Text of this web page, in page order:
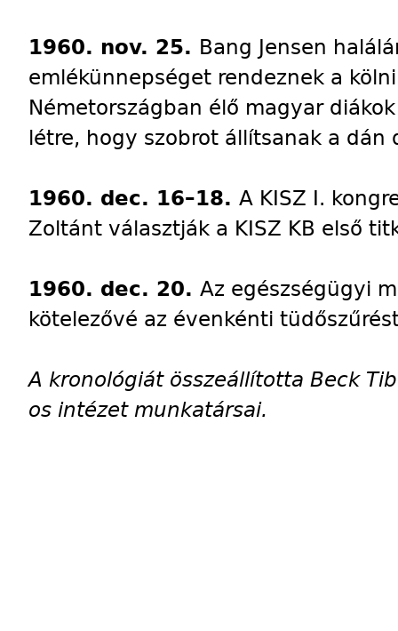
1960. nov. 25. Bang Jensen
emlékünnepséget rendeznek a
Németországban élő magyar
létre, hogy szobrot állítsanak a dán
1960. dec. 16–18. A KISZ I.
Zoltánt választják a KISZ KB első
1960. dec. 20. Az egészségügyi
kötelezővé az évenkénti
A kronológiát összeállította Beck
os intézet munkatársai.